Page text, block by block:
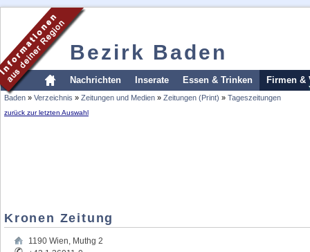
Bezirk Baden
Nachrichten Inserate Essen & Trinken Firmen &
Baden » Verzeichnis » Zeitungen und Medien » Zeitungen (Print) » Tageszeitungen
zurück zur letzten Auswahl
Kronen Zeitung
1190 Wien, Muthg 2